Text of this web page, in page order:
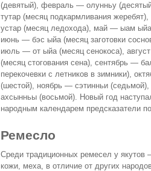
(девятый), февраль — олунньу
тутар (месяц подкармливания
устар (месяц ледохода), май — ыам ыйа
июнь — бэс ыйа (месяц заготовки
июль — от ыйа (месяц сенокоса),
(месяц стогования сена), сентябрь —
перекочевки с летников в зимники),
(шестой), ноябрь — сэтинньи
ахсынньы (восьмой). Новый год
народным календарем предсказатели
Ремесло
Среди традиционных ремесел у якутов
кожи, меха, в отличие от других